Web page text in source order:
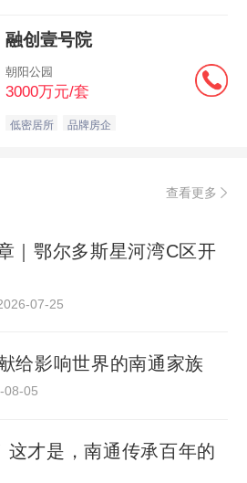
融创壹号院
朝阳公园
3000万元/套
低密居所 品牌房企
查看更多
｜鄂尔多斯星河湾C区开
07-25
给影响世界的南通家族
08-05
这才是，南通传承百年的